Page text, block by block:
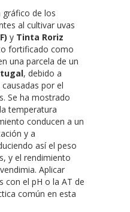
gráfico de los
al cultivar uvas
y Tinta Roriz
fortificado como
una parcela de un
, debido a
por el
Se ha mostrado
temperatura
conducen a un
y a
así el peso
y el rendimiento
Aplicar
con el pH o la AT de
común en esta